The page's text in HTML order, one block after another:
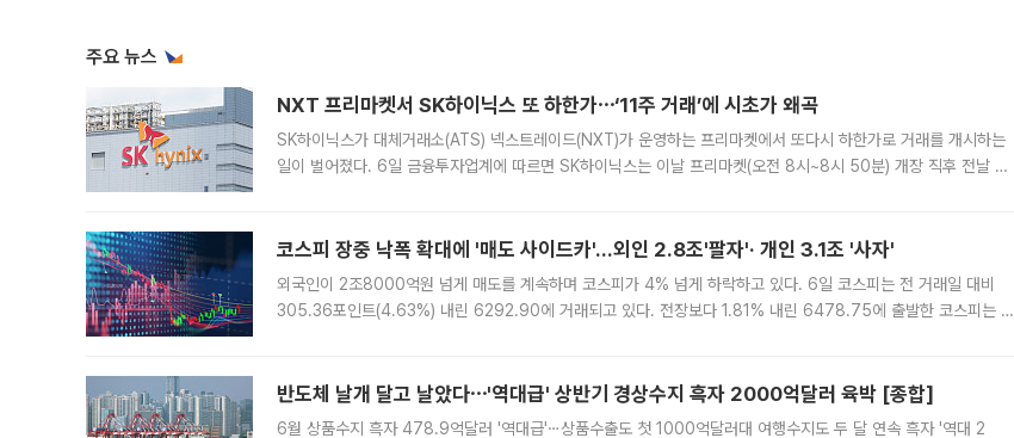
주요 뉴스
NXT 프리마켓서 SK하이닉스 또 하한가⋯‘11주 거래’에 시초가 왜곡
SK하이닉스가 대체거래소(ATS) 넥스트레이드(NXT)가 운영하는 프리마켓에서 또다시 하한가로 거래를 개시하는
일이 벌어졌다. 6일 금융투자업계에 따르면 SK하이닉스는 이날 프리마켓(오전 8시~8시 50분) 개장 직후 전날 정
코스피 장중 낙폭 확대에 '매도 사이드카'…외인 2.8조'팔자'· 개인 3.1조 '사자'
외국인이 2조8000억원 넘게 매도를 계속하며 코스피가 4% 넘게 하락하고 있다. 6일 코스피는 전 거래일 대비
305.36포인트(4.63%) 내린 6292.90에 거래되고 있다. 전장보다 1.81% 내린 6478.75에 출발한 코스피는 장
반도체 날개 달고 날았다⋯'역대급' 상반기 경상수지 흑자 2000억달러 육박 [종합]
6월 상품수지 흑자 478.9억달러 '역대급'⋯상품수출도 첫 1000억달러대 여행수지도 두 달 연속 흑자 '역대 2